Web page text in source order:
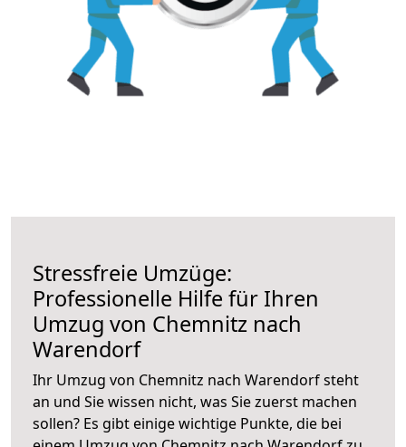
Stressfreie Umzüge:
Professionelle Hilfe für Ihren
Umzug von Chemnitz nach
Warendorf
Ihr Umzug von Chemnitz nach Warendorf steht
an und Sie wissen nicht, was Sie zuerst machen
sollen? Es gibt einige wichtige Punkte, die bei